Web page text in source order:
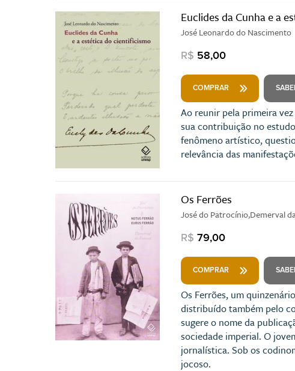
Euclides da Cunha e a
José Leonardo do Nascimento
R$ 58,00
COMPRAR
Ao reunir pela primeira
sua contribuição no
fenômeno artístico,
relevância das
Os Ferrões
José do Patrocínio,Demerval
R$ 79,00
COMPRAR
Os Ferrões, um
distribuído também pelo
sugere o nome da
sociedade imperial. O
jornalística. Sob os
jocoso.